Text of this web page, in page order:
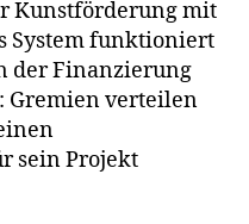
Kunstförderung mit
System funktioniert
der Finanzierung
Gremien verteilen
sein Projekt